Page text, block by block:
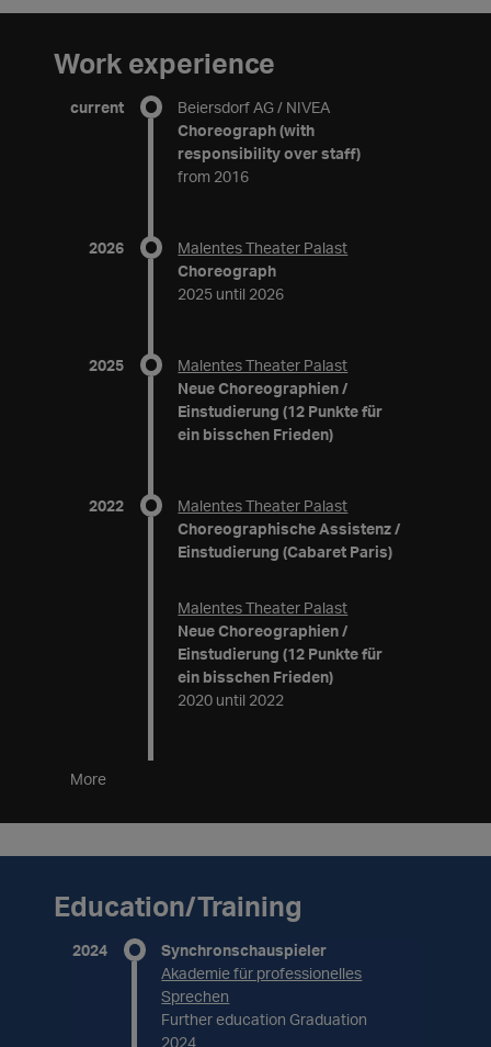
Work experience
current
Beiersdorf AG / NIVEA
Choreograph (with
responsibility over staff)
from 2016
2026
Malentes Theater Palast
Choreograph
2025 until 2026
2025
Malentes Theater Palast
Neue Choreographien /
Einstudierung (12 Punkte für
ein bisschen Frieden)
2022
Malentes Theater Palast
Choreographische Assistenz /
Einstudierung (Cabaret Paris)
Malentes Theater Palast
Neue Choreographien /
Einstudierung (12 Punkte für
ein bisschen Frieden)
2020 until 2022
More
Education/Training
2024
Synchronschauspieler
Akademie für professionelles
Sprechen
Further education Graduation
2024